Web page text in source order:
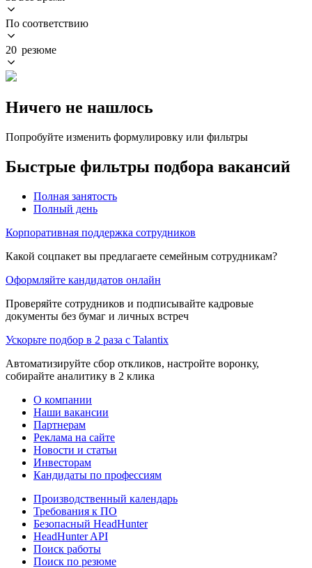
По соответствию
20 резюме
Ничего не нашлось
Попробуйте изменить формулировку или фильтры
Быстрые фильтры подбора вакансий
Полная занятость
Полный день
Корпоративная поддержка сотрудников
Какой соцпакет вы предлагаете семейным сотрудникам?
Оформляйте кандидатов онлайн
Проверяйте сотрудников и подписывайте кадровые
документы без бумаг и личных встреч
Ускорьте подбор в 2 раза с Talantix
Автоматизируйте сбор откликов, настройте воронку,
собирайте аналитику в 2 клика
О компании
Наши вакансии
Партнерам
Реклама на сайте
Новости и статьи
Инвесторам
Кандидаты по профессиям
Производственный календарь
Требования к ПО
Безопасный HeadHunter
HeadHunter API
Поиск работы
Поиск по резюме